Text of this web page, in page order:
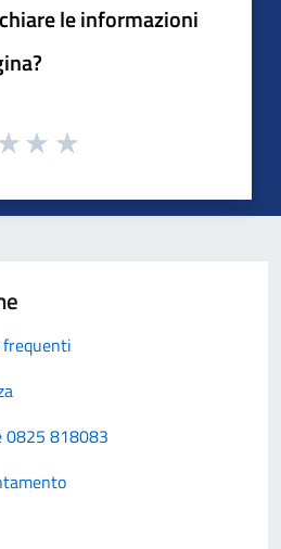
le informazioni
frequenti
0825 818083